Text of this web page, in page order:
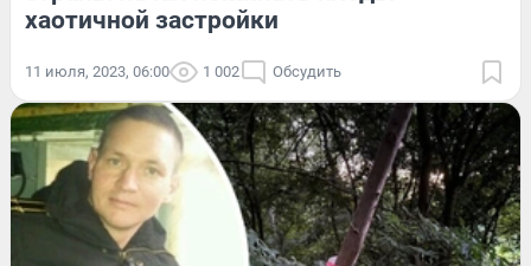
хаотичной застройки
11 июля, 2023, 06:00 1 002 Обсудить